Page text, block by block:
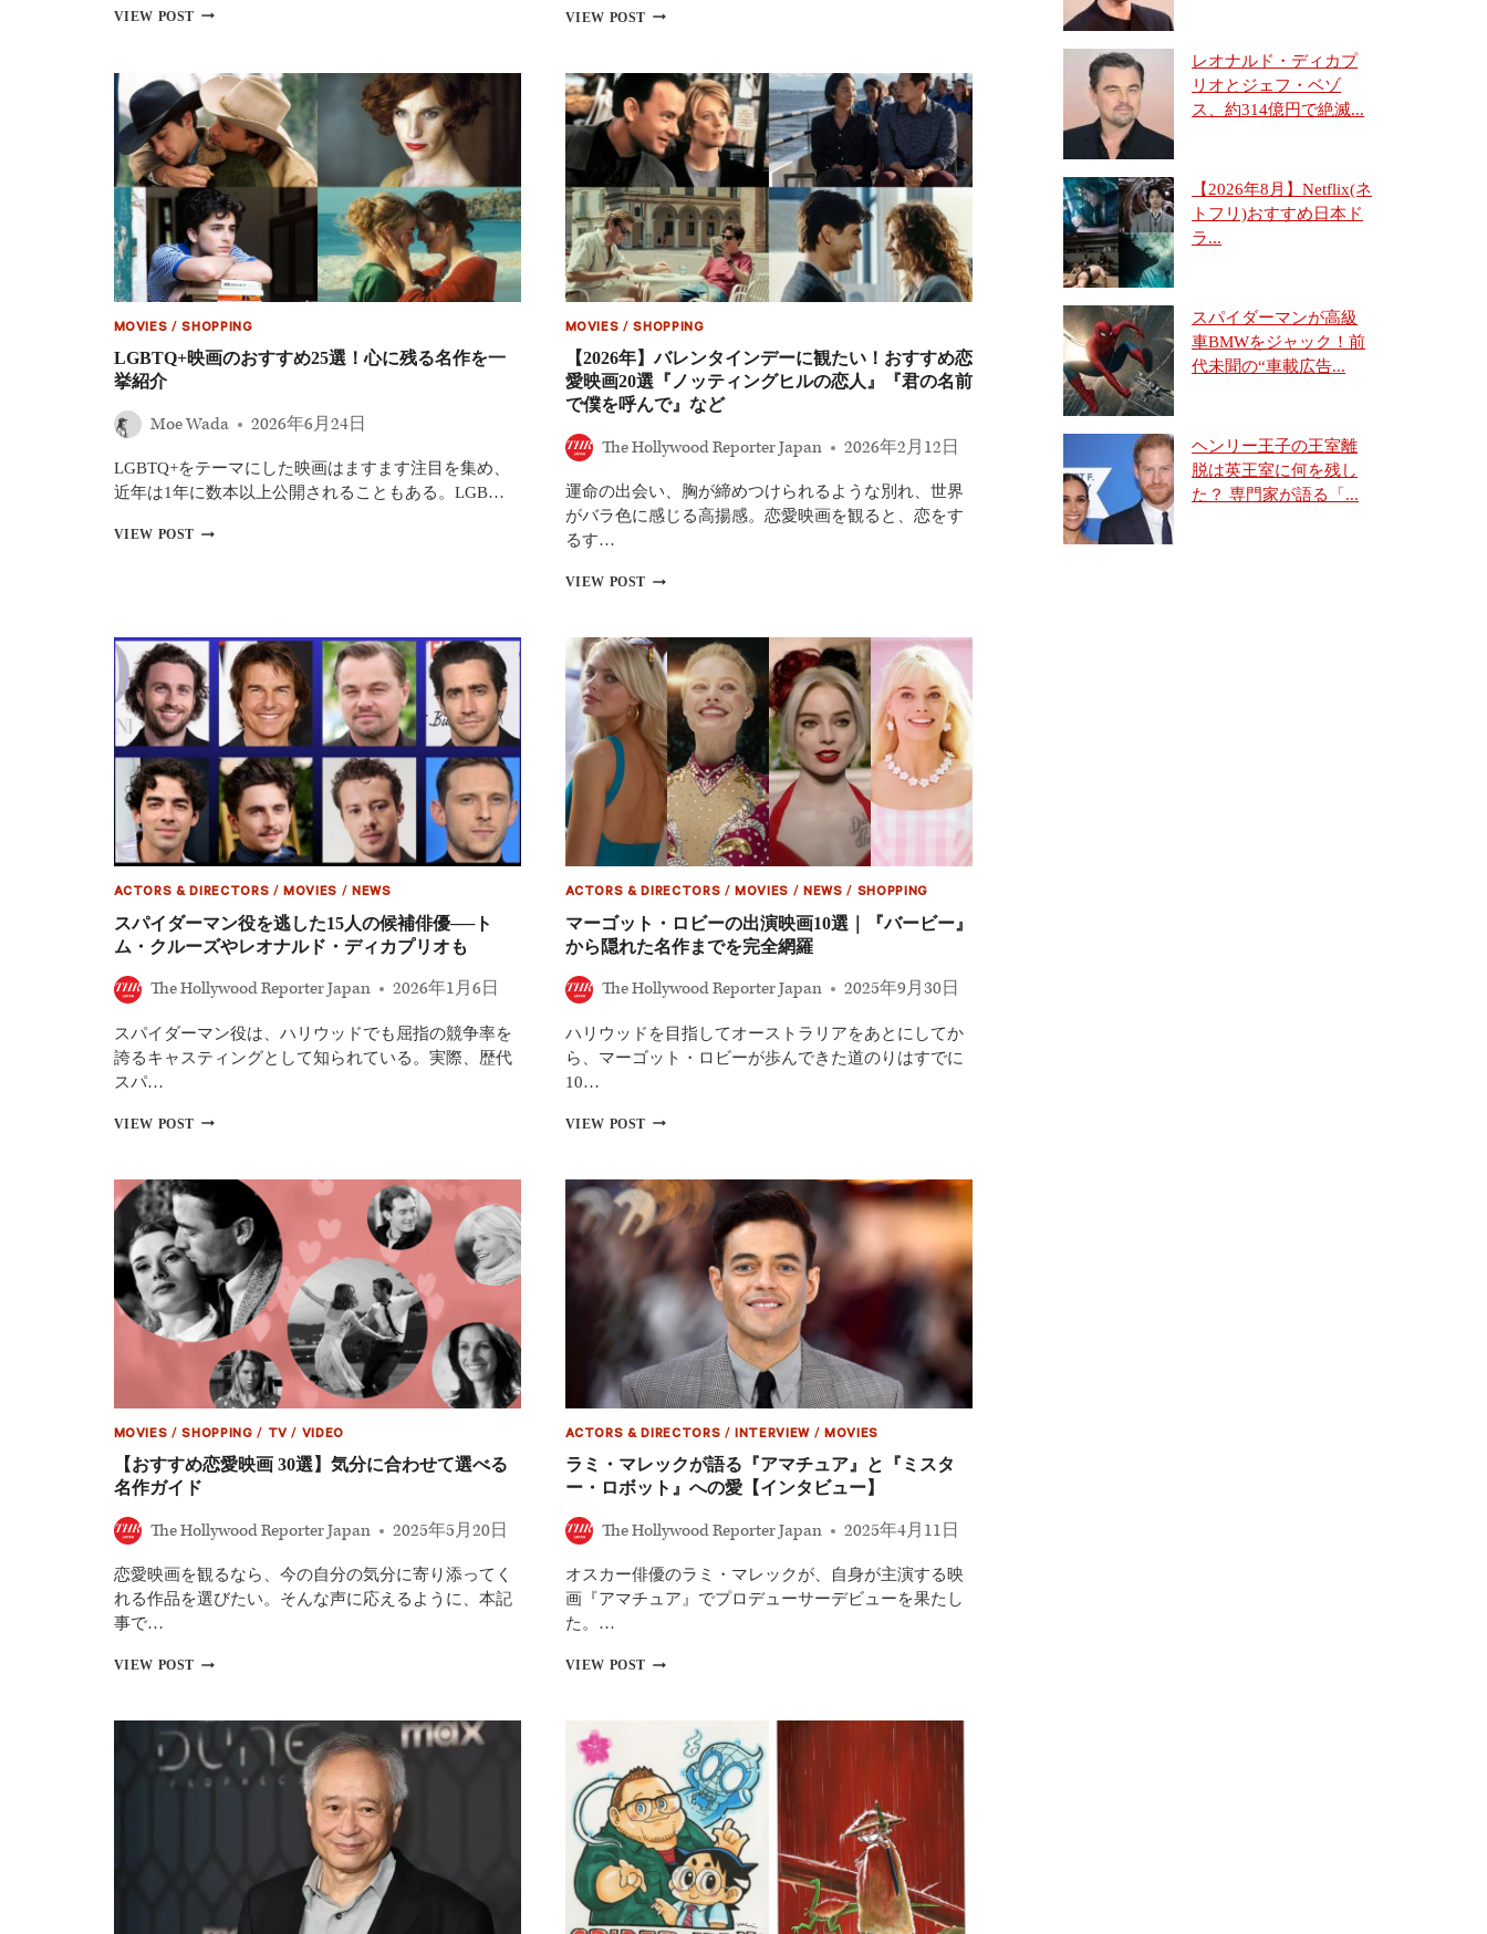
ン・
ェ
イ
ら
豪
華
出
演
者
と
役
柄
徹
底
解
作
新
作
『オ
デ
ッ
セ
イ
ア』
ま
で
VIEW POST映
デ
ュ
ッ
セ
イ
ア』
海
外
レ
ビ
ュ
ー
ッ
テ
ン・
ト
批
評
絶
監
督
史
最
高
評
価
VIEW POSTゼ
イ
ヤ
で
も
緊
張？
ノ
ー
ラ
ン
監
督
『オ
デ
ュ
ッ
セ
ア』
影
初
外
の
失
敗”
MOVIES /SHOPPING
LGBTQ+映画のおすすめ25選！心に残る名作を一
挙紹介
Moe Wada 2026年6月24日
LGBTQ+をテーマにした映画はますます注目を集め、
近年は1年に数本以上公開されることもある。LGB…
VIEW POSTLGBTQ+映
25
選！
心
残
る
名
作
を
挙
紹
MOVIES /SHOPPING
【2026年】バレンタインデーに観たい！おすすめ恋
愛映画20選『ノッティングヒルの恋人』『君の名前
で僕を呼んで』など
The Hollywood Reporter Japan 2026年2月12日
運命の出会い、胸が締めつけられるような別れ、世界
がバラ色に感じる高揚感。恋愛映画を観ると、恋をす
るす…
VIEW POST【2026
レ
ン
タ
イ
ン
デ
ー
に
い！
お
す
め
恋
愛
画
選
『ノ
ィ
ル
の
恋
人』
『君
の
名
前
僕
を
ん
な
ど
ACTORS & DIRECTORS /MOVIES /NEWS
スパイダーマン役を逃した15人の候補俳優──ト
ム・クルーズやレオナルド・ディカプリオも
The Hollywood Reporter Japan 2026年1月6日
スパイダーマン役は、ハリウッドでも屈指の競争率を
誇るキャスティングとして知られている。実際、歴代
スパ…
VIEW POSTス
ダ
ー
マ
ン
役
を
逃
し
た
補
俳
優
──
ム・
ル
ー
レ
ド・
デ
ィ
ACTORS & DIRECTORS /MOVIES /NEWS / SHOPPING
マーゴット・ロビーの出演映画10選｜『バービー』
から隠れた名作までを完全網羅
The Hollywood Reporter Japan 2025年9月30日
ハリウッドを目指してオーストラリアをあとにしてか
ら、マーゴット・ロビーが歩んできた道のりはすでに
10…
VIEW POSTマ
ッ
ト・
ロ
ビ
ー
の
出
演
映
画
10
選
『バ
ー』
ら
れ
た
ま
羅
MOVIES /SHOPPING / TV / VIDEO
【おすすめ恋愛映画 30選】気分に合わせて選べる
名作ガイド
The Hollywood Reporter Japan 2025年5月20日
恋愛映画を観るなら、今の自分の気分に寄り添ってく
れる作品を選びたい。そんな声に応えるように、本記
事で…
VIEW POST【お
め
恋
愛
映
ACTORS & DIRECTORS /INTERVIEW / MOVIES
ラミ・マレックが語る『アマチュア』と『ミスタ
ー・ロボット』への愛【インタビュー】
The Hollywood Reporter Japan 2025年4月11日
オスカー俳優のラミ・マレックが、自身が主演する映
画『アマチュア』でプロデューサーデビューを果たし
た。…
VIEW POSTラ
が
語
る
『ア
マ
チ
ュ
ア』
レオナルド・ディカプ
リオとジェフ・ベゾ
ス、約314億円で絶滅...
【2026年8月】Netflix(ネ
トフリ)おすすめ日本ド
ラ...
スパイダーマンが高級
車BMWをジャック！前
代未聞の“車載広告...
ヘンリー王子の王室離
脱は英王室に何を残し
た？ 専門家が語る「...